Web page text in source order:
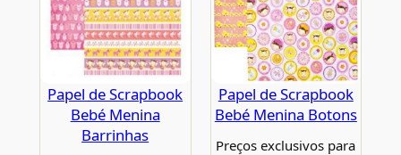
Papel de Scrapbook
Bebé Menina
Barrinhas
Papel de Scrapbook
Bebé Menina Botons
Preços exclusivos para